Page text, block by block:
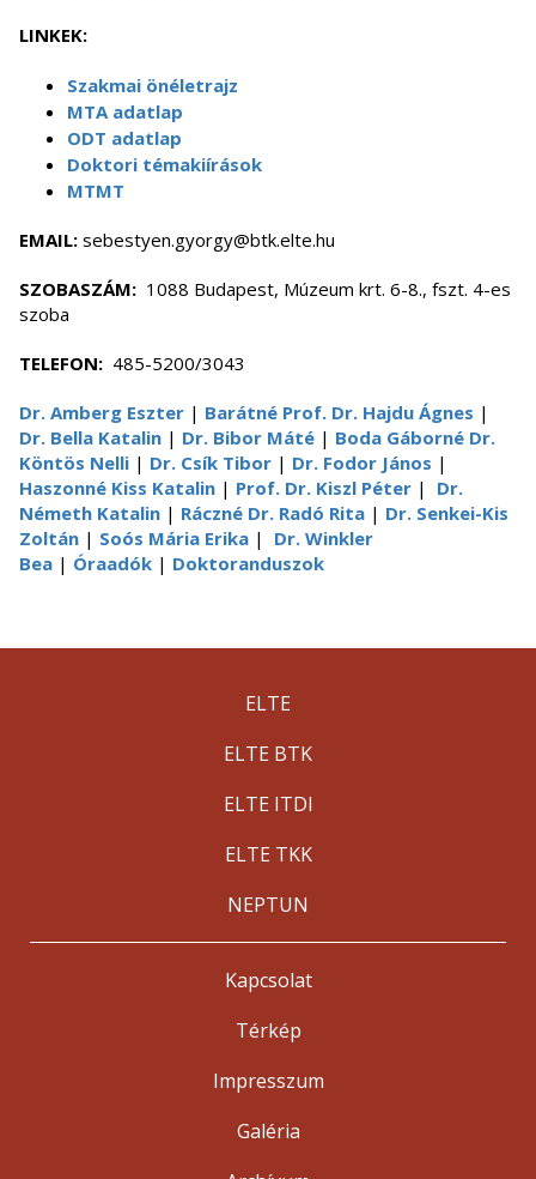
LINKEK:
Szakmai önéletrajz
MTA adatlap
ODT adatlap
Doktori témakiírások
MTMT
EMAIL: sebestyen.gyorgy@btk.elte.hu
SZOBASZÁM: 1088 Budapest, Múzeum krt. 6-8., fszt. 4-es
szoba
TELEFON: 485-5200/3043
Dr. Amberg Eszter | Barátné Prof. Dr. Hajdu Ágnes |
Dr. Bella Katalin | Dr. Bibor Máté | Boda Gáborné Dr.
Köntös Nelli | Dr. Csík Tibor | Dr. Fodor János |
Haszonné Kiss Katalin | Prof. Dr. Kiszl Péter | Dr.
Németh Katalin | Ráczné Dr. Radó Rita | Dr. Senkei-Kis
Zoltán | Soós Mária Erika | Dr. Winkler
Bea | Óraadók | Doktoranduszok
ELTE
ELTE BTK
ELTE ITDI
ELTE TKK
NEPTUN
Kapcsolat
Térkép
Impresszum
Galéria